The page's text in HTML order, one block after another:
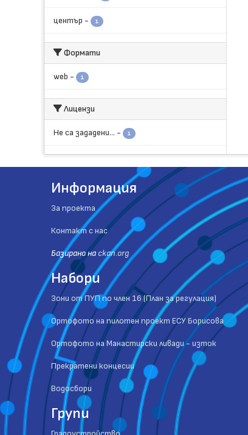
център - 1
Формати
web - 1
Лицензи
Не са зададени... - 1
Информация
За проекта
Контакт с нас
Базиранo на ckan.org
Набори
Зони от ПУП по член 16 (План за регулация)
Ортофото на пилотен проект ЕСУ Борисова
Ортофото на Манастирски ливади - изток
Прекратени концесии
Водосбори
Групи